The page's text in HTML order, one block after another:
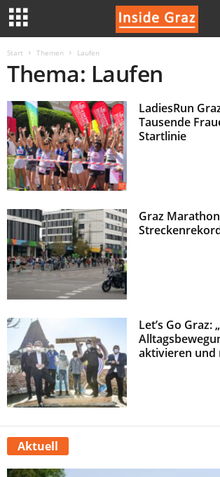
Start Themen Laufen
Thema: Laufen
LadiesRun
Tausende
Startlinie
Graz
Let’s Go Graz:
aktivieren und
Aktuell